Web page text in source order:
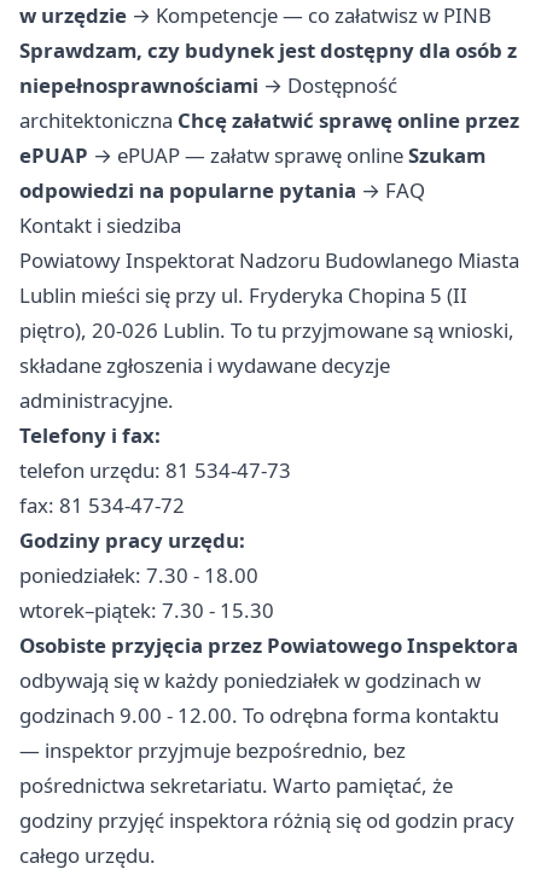
w urzędzie → Kompetencje — co załatwisz w PINB
Sprawdzam, czy budynek jest dostępny dla osób z
niepełnosprawnościami → Dostępność
architektoniczna Chcę załatwić sprawę online przez
ePUAP → ePUAP — załatw sprawę onlineSzukam
odpowiedzi na popularne pytania → FAQ
Kontakt i siedziba
Powiatowy Inspektorat Nadzoru Budowlanego Miasta
Lublin mieści się przy ul. Fryderyka Chopina 5 (II
piętro), 20-026 Lublin. To tu przyjmowane są wnioski,
składane zgłoszenia i wydawane decyzje
administracyjne.
Telefony i fax:
telefon urzędu: 81 534-47-73
fax: 81 534-47-72
Godziny pracy urzędu:
poniedziałek: 7.30 - 18.00
wtorek–piątek: 7.30 - 15.30
Osobiste przyjęcia przez Powiatowego Inspektora
odbywają się w każdy poniedziałek w godzinach w
godzinach 9.00 - 12.00. To odrębna forma kontaktu
— inspektor przyjmuje bezpośrednio, bez
pośrednictwa sekretariatu. Warto pamiętać, że
godziny przyjęć inspektora różnią się od godzin pracy
całego urzędu.